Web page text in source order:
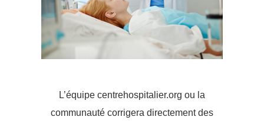
L’équipe centrehospitalier.org ou la
communauté corrigera directement des